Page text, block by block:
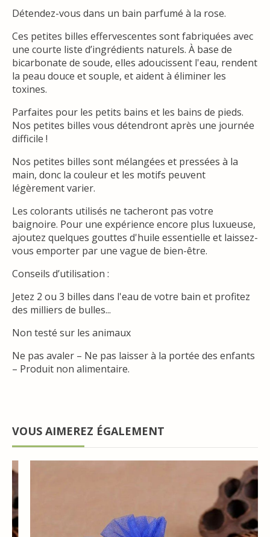
Détendez-vous dans un bain parfumé à la rose.
Ces petites billes effervescentes sont fabriquées avec
une courte liste d’ingrédients naturels. À base de
bicarbonate de soude, elles adoucissent l'eau, rendent
la peau douce et souple, et aident à éliminer les
toxines.
Parfaites pour les petits bains et les bains de pieds.
Nos petites billes vous détendront après une journée
difficile !
Nos petites billes sont mélangées et pressées à la
main, donc la couleur et les motifs peuvent
légèrement varier.
Les colorants utilisés ne tacheront pas votre
baignoire. Pour une expérience encore plus luxueuse,
ajoutez quelques gouttes d'huile essentielle et laissez-
vous emporter par une vague de bien-être.
Conseils d’utilisation :
Jetez 2 ou 3 billes dans l'eau de votre bain et profitez
des milliers de bulles...
Non testé sur les animaux
Ne pas avaler – Ne pas laisser à la portée des enfants
– Produit non alimentaire.
VOUS AIMEREZ ÉGALEMENT